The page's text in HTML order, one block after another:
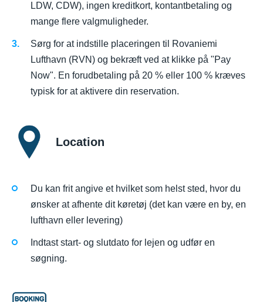
LDW, CDW), ingen kreditkort, kontantbetaling og
mange flere valgmuligheder.
Sørg for at indstille placeringen til Rovaniemi
Lufthavn (RVN) og bekræft ved at klikke på "Pay
Now". En forudbetaling på 20 % eller 100 % kræves
typisk for at aktivere din reservation.
Location
Du kan frit angive et hvilket som helst sted, hvor du
ønsker at afhente dit køretøj (det kan være en by, en
lufthavn eller levering)
Indtast start- og slutdato for lejen og udfør en
søgning.